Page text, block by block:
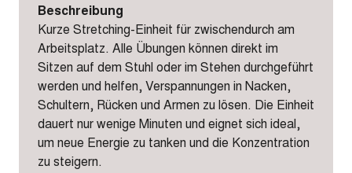
Beschreibung
Kurze Stretching-Einheit für zwischendurch am
Arbeitsplatz. Alle Übungen können direkt im
Sitzen auf dem Stuhl oder im Stehen durchgeführt
werden und helfen, Verspannungen in Nacken,
Schultern, Rücken und Armen zu lösen. Die Einheit
dauert nur wenige Minuten und eignet sich ideal,
um neue Energie zu tanken und die Konzentration
zu steigern.